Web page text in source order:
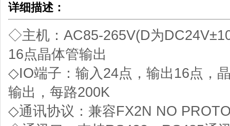
详细描述：
◇主机：AC85-265V(D为
16点晶体管输出
◇IO端子：输入24点，输出16点，
输出，每路200K
◇通讯协议：兼容FX2N NO